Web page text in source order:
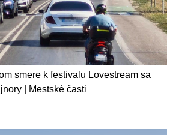
smere k festivalu Lovestream sa
| Mestské časti